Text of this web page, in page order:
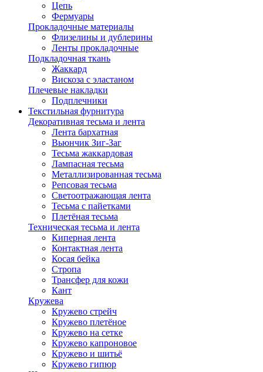
Цепь
Фермуары
Прокладочные материалы
Флизелины и дублерины
Ленты прокладочные
Подкладочная ткань
Жаккард
Вискоза с эластаном
Плечевые накладки
Подплечники
Текстильная фурнитура
Декоративная тесьма и лента
Лента бархатная
Вьюнчик Зиг-Заг
Тесьма жаккардовая
Лампасная тесьма
Металлизированная тесьма
Репсовая тесьма
Светоотражающая лента
Тесьма с пайетками
Плетёная тесьма
Техническая тесьма и лента
Киперная лента
Контактная лента
Косая бейка
Стропа
Трансфер для кожи
Кант
Кружева
Кружево стрейч
Кружево плетёное
Кружево на сетке
Кружево капроновое
Кружево и шитьё
Кружево гипюр